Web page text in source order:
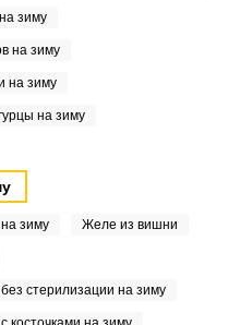
зиму
на зиму
на зиму
на зиму
зиму Желе из вишни
стерилизации на зиму